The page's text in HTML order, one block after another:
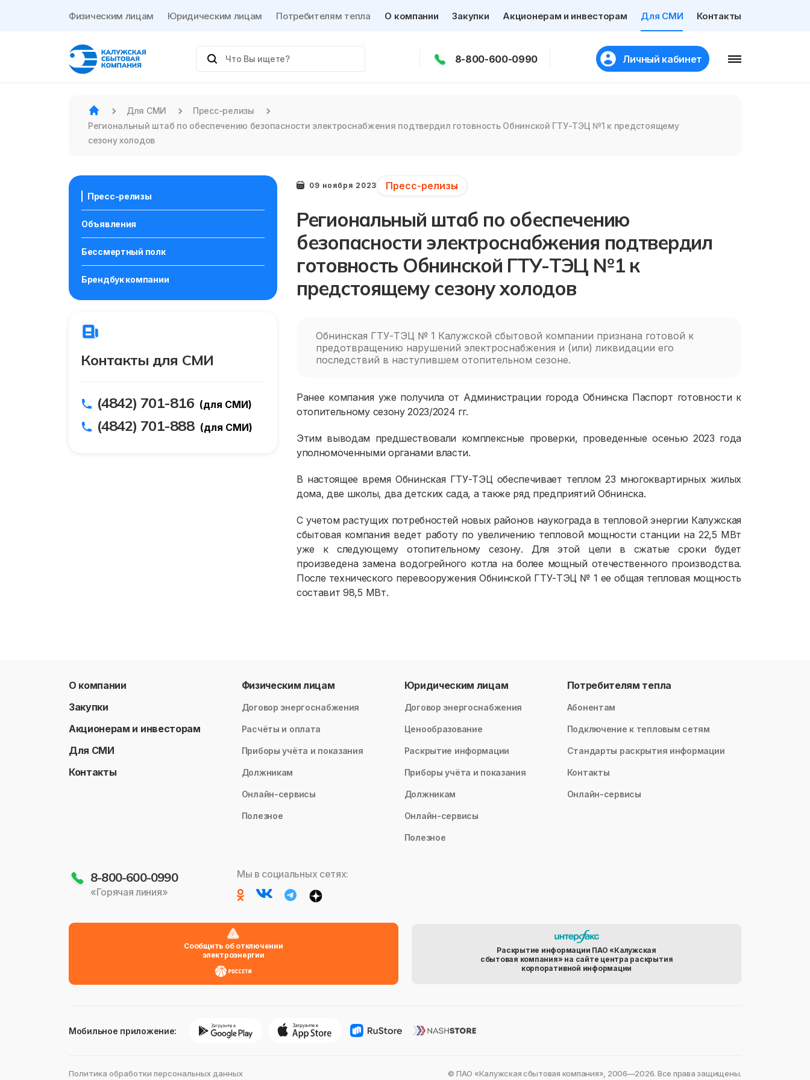
Физическим лицам Юридическим лицам Потребителям тепла О компании Закупки Акционерам и инвесторам Для СМИ Контакты
8-800-600-0990 Личный кабинет
Для СМИ
Пресс-релизы
Региональный штаб по обеспечению безопасности электроснабжения подтвердил готовность Обнинской ГТУ-ТЭЦ №1 к предстоящему
сезону холодов
Пресс-релизы
Объявления
Бессмертный полк
Брендбук компании
Контакты для СМИ
(4842) 701-816 (для СМИ)
(4842) 701-888 (для СМИ)
09 ноября 2023 Пресс-релизы
Региональный штаб по обеспечению
безопасности электроснабжения подтвердил
готовность Обнинской ГТУ-ТЭЦ №1 к
предстоящему сезону холодов
Обнинская ГТУ-ТЭЦ № 1 Калужской сбытовой компании признана готовой к
предотвращению нарушений электроснабжения и (или) ликвидации его
последствий в наступившем отопительном сезоне.
Ранее компания уже получила от Администрации города Обнинска Паспорт готовности к
отопительному сезону 2023/2024 гг.
Этим выводам предшествовали комплексные проверки, проведенные осенью 2023 года
уполномоченными органами власти.
В настоящее время Обнинская ГТУ-ТЭЦ обеспечивает теплом 23 многоквартирных жилых
дома, две школы, два детских сада, а также ряд предприятий Обнинска.
С учетом растущих потребностей новых районов наукограда в тепловой энергии Калужская
сбытовая компания ведет работу по увеличению тепловой мощности станции на 22,5 МВт
уже к следующему отопительному сезону. Для этой цели в сжатые сроки будет
произведена замена водогрейного котла на более мощный отечественного производства.
После технического перевооружения Обнинской ГТУ-ТЭЦ № 1 ее общая тепловая мощность
составит 98,5 МВт.
О компании
Закупки
Акционерам и инвесторам
Для СМИ
Контакты
Физическим лицам
Договор энергоснабжения
Расчёты и оплата
Приборы учёта и показания
Должникам
Онлайн-сервисы
Полезное
Юридическим лицам
Договор энергоснабжения
Ценообразование
Раскрытие информации
Приборы учёта и показания
Должникам
Онлайн-сервисы
Полезное
Потребителям тепла
Абонентам
Подключение к тепловым сетям
Стандарты раскрытия информации
Контакты
Онлайн-сервисы
8-800-600-0990
«Горячая линия»
Мы в социальных сетях:
Сообщить об отключении
электроэнергии
Раскрытие информации ПАО «Калужская
сбытовая компания» на сайте центра раскрытия
корпоративной информации
Мобильное приложение:
Политика обработки персональных данных © ПАО «Калужская сбытовая компания», 2006—2026. Все права защищены.